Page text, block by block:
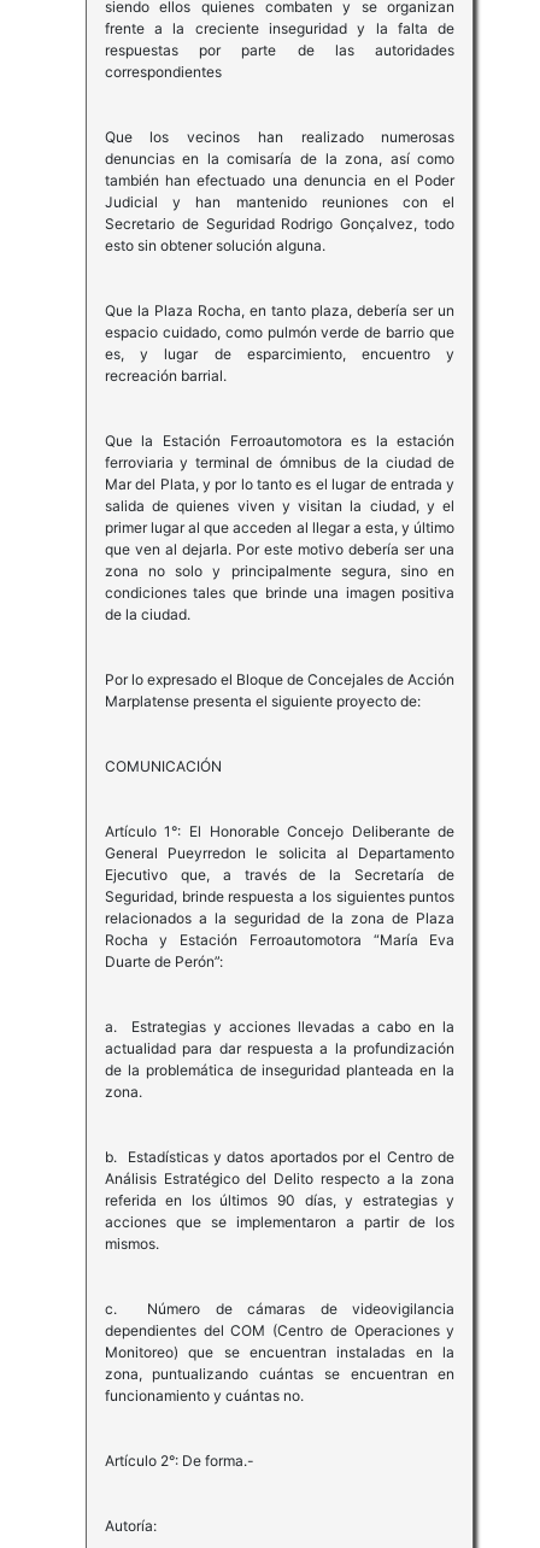
siendo ellos quienes combaten y se organizan
frente a la creciente inseguridad y la falta de
respuestas por parte de las autoridades
correspondientes
Que los vecinos han realizado numerosas
denuncias en la comisaría de la zona, así como
también han efectuado una denuncia en el Poder
Judicial y han mantenido reuniones con el
Secretario de Seguridad Rodrigo Gonçalvez, todo
esto sin obtener solución alguna.
Que la Plaza Rocha, en tanto plaza, debería ser un
espacio cuidado, como pulmón verde de barrio que
es, y lugar de esparcimiento, encuentro y
recreación barrial.
Que la Estación Ferroautomotora es la estación
ferroviaria y terminal de ómnibus de la ciudad de
Mar del Plata, y por lo tanto es el lugar de entrada y
salida de quienes viven y visitan la ciudad, y el
primer lugar al que acceden al llegar a esta, y último
que ven al dejarla. Por este motivo debería ser una
zona no solo y principalmente segura, sino en
condiciones tales que brinde una imagen positiva
de la ciudad.
Por lo expresado el Bloque de Concejales de Acción
Marplatense presenta el siguiente proyecto de:
COMUNICACIÓN
Artículo 1°: El Honorable Concejo Deliberante de
General Pueyrredon le solicita al Departamento
Ejecutivo que, a través de la Secretaría de
Seguridad, brinde respuesta a los siguientes puntos
relacionados a la seguridad de la zona de Plaza
Rocha y Estación Ferroautomotora “María Eva
Duarte de Perón”:
a. Estrategias y acciones llevadas a cabo en la
actualidad para dar respuesta a la profundización
de la problemática de inseguridad planteada en la
zona.
b. Estadísticas y datos aportados por el Centro de
Análisis Estratégico del Delito respecto a la zona
referida en los últimos 90 días, y estrategias y
acciones que se implementaron a partir de los
mismos.
c. Número de cámaras de videovigilancia
dependientes del COM (Centro de Operaciones y
Monitoreo) que se encuentran instaladas en la
zona, puntualizando cuántas se encuentran en
funcionamiento y cuántas no.
Artículo 2°: De forma.-
Autoría: